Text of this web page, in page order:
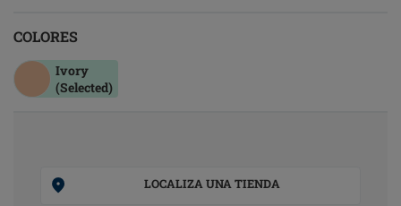
COLORES
Ivory
(Selected)
LOCALIZA UNA TIENDA